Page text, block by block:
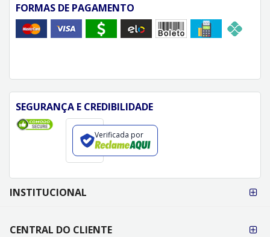
FORMAS DE PAGAMENTO
SEGURANÇA E CREDIBILIDADE
Verificada por
FORMAS DE
PAGAMENTO
INSTITUCIONAL
CENTRAL DO CLIENTE